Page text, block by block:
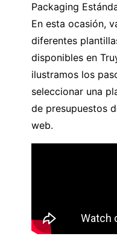
Packaging
En esta ocasión,
diferentes
disponibles en
ilustramos los
seleccionar una
de presupuestos
web.